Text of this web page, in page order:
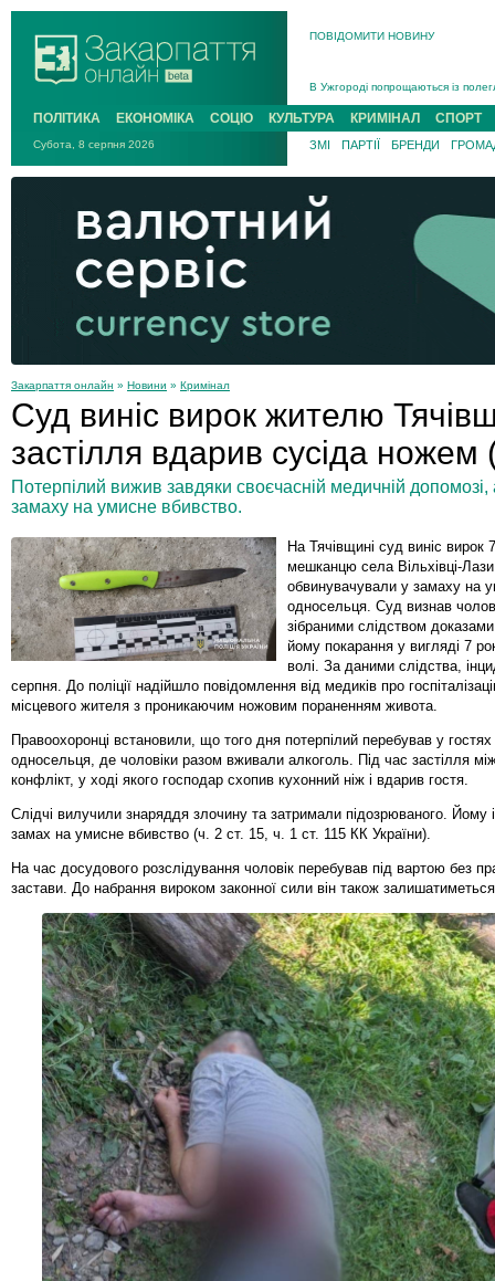
ПОВІДОМИТИ НОВИНУ
В Ужгороді попрощаються із
В Ужгороді 5 серпня
Підтвердили загибель
На війні з рф поліг військовий з
На Хустщині внаслідок ДТП за
Інструктора районного ТЦК на
ПОЛІТИКА ЕКОНОМІКА СОЦІО КУЛЬТУРА КРИМІНАЛ СПОРТ
Субота, 8 серпня 2026 ЗМІ ПАРТІЇ БРЕНДИ
Закарпаття онлайн » Новини » Кримінал
Суд виніс вирок жителю
застілля вдарив сусіда
Потерпілий вижив завдяки своєчасній медичній
замаху на умисне вбивство.
На Тячівщині суд виніс вирок
мешканцю села Вільхівці-
обвинувачували у замаху на
односельця. Суд визнав
зібраними слідством
йому покарання у вигляді 7
волі. За даними слідства,
серпня. До поліції надійшло повідомлення від медиків про
місцевого жителя з проникаючим ножовим пораненням живота.
Правоохоронці встановили, що того дня потерпілий перебував у гостях
односельця, де чоловіки разом вживали алкоголь. Під час застілля
конфлікт, у ході якого господар схопив кухонний ніж і вдарив гостя.
Слідчі вилучили знаряддя злочину та затримали підозрюваного. Йому
замах на умисне вбивство (ч. 2 ст. 15, ч. 1 ст. 115 КК України).
На час досудового розслідування чоловік перебував під вартою без
застави. До набрання вироком законної сили він також